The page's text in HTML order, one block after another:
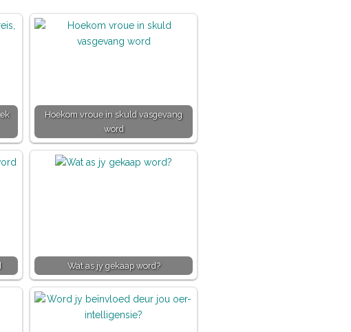
Hoekom vroue in skuld vasgevang
word
Wat as jy gekaap word?